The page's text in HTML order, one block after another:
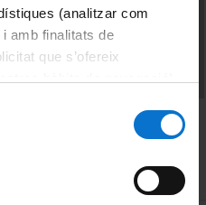
(analitzar com
amb finalitats de
que s’ofereix
del lloc web de la